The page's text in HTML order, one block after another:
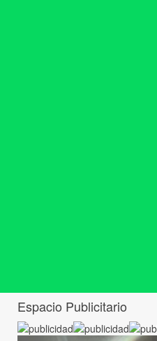
Espacio Publicitario